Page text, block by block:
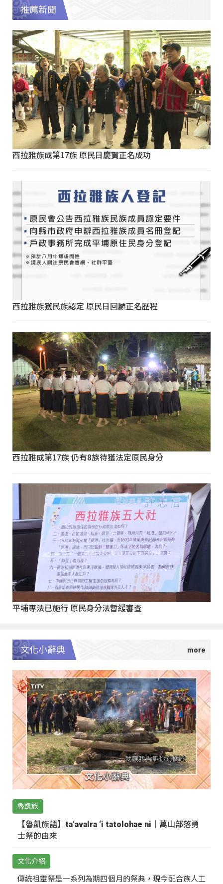
推薦新聞
西拉雅族成第17族 原民日慶賀正名成功
西拉雅族獲民族認定 原民日回顧正名歷程
西拉雅成第17族 仍有8族待獲法定原民身分
平埔專法已施行 原民身分法暫緩審查
文化小辭典
魯凱族
【魯凱族語】ta‘avalra ‘i tatolohae ni｜萬山部落勇
士祭的由來
文化介紹
傳統祖靈祭是一系列為期四個月的祭典，現今配合族人工